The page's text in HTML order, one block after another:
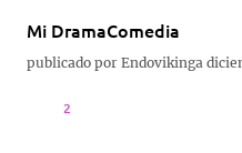
Mi DramaComedia
publicado por Endovikinga
2